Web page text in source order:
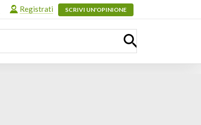
Registrati SCRIVI UN'OPINIONE